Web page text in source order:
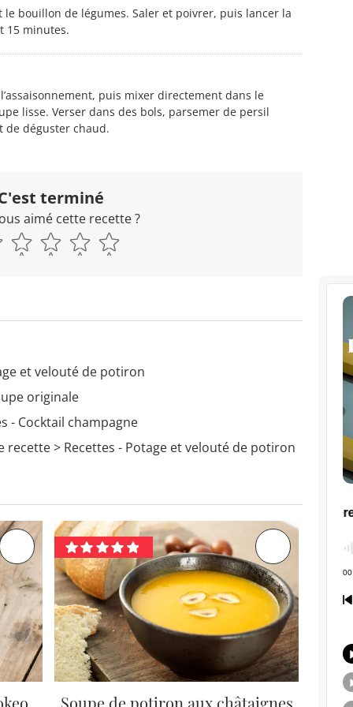
bouillon de légumes. Saler et poivrer, puis lancer la
15 minutes.
puis mixer directement dans le
lisse. Verser dans des bols, parsemer de persil
de déguster chaud.
terminé
aimé cette recette ?
et velouté de potiron
originale
- Cocktail champagne
recette> Recettes - Potage et velouté de potiron
Soupe de potiron aux châtaignes